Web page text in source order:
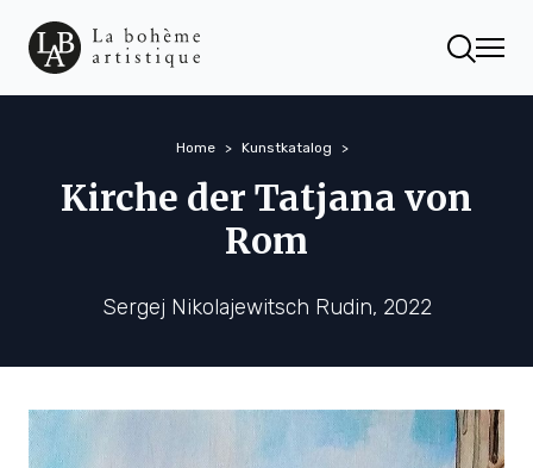
Home Kunstkatalog
Kirche der Tatjana von
Rom
Sergej Nikolajewitsch Rudin, 2022